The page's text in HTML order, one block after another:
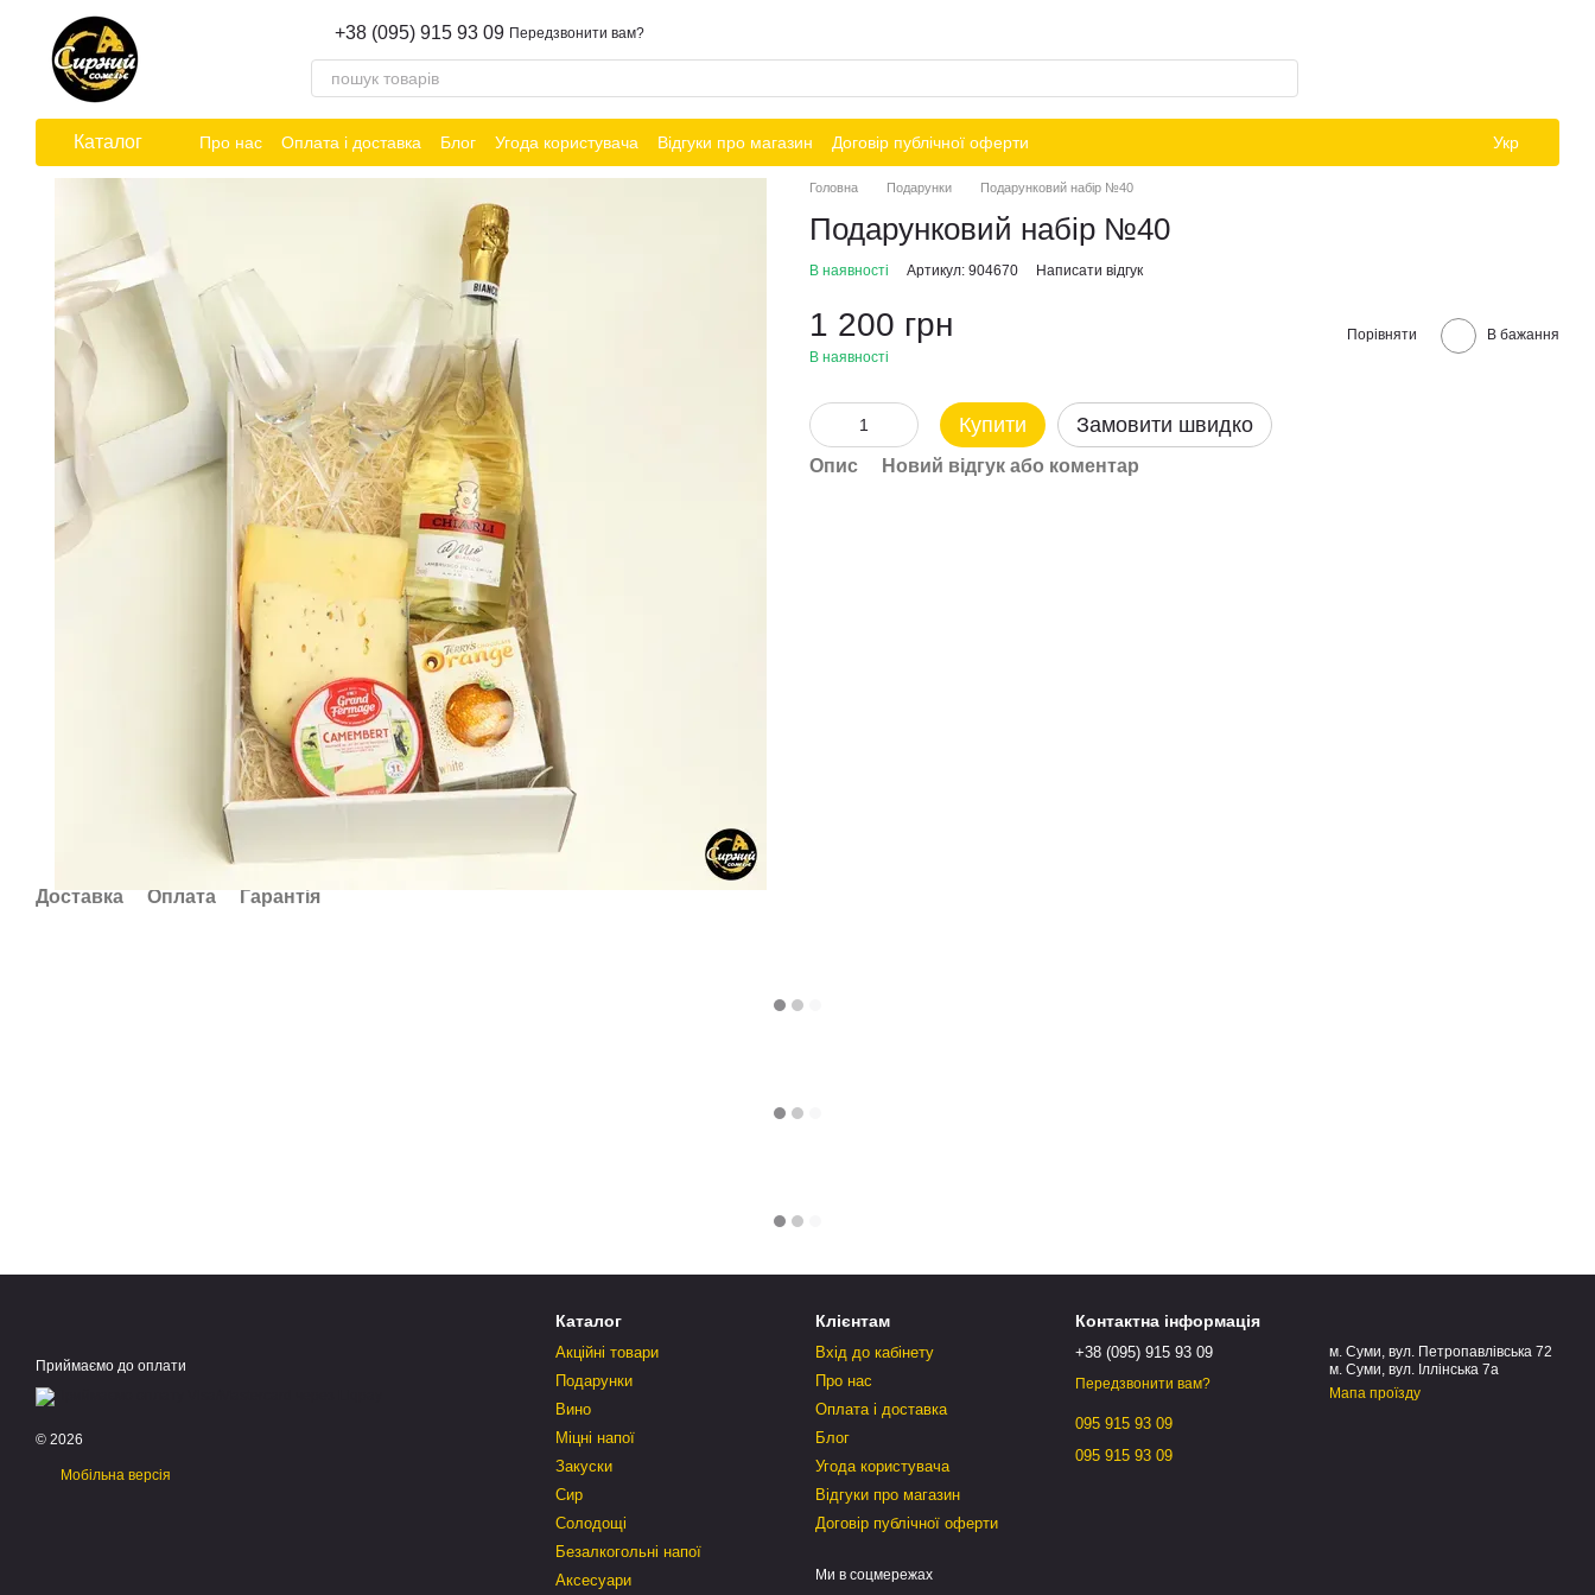
Перейти до основного контенту
+38 (095) 915 93 09 Передзвонити вам?
Каталог Про нас Оплата і доставка Блог Угода користувача Відгуки про магазин Договір публічної оферти Укр
Доставка Оплата Гарантія
Головна Подарунки Подарунковий набір №40
Подарунковий набір №40
В наявності Артикул: 904670 Написати відгук
1 200 грн
В наявності
Порівняти В бажання
Купити Замовити швидко
Опис Новий відгук або коментар
Приймаємо до оплати
© 2026
Мобільна версія
Каталог
Акційні товари
Подарунки
Вино
Міцні напої
Закуски
Сир
Солодощі
Безалкогольні напої
Аксесуари
Клієнтам
Вхід до кабінету
Про нас
Оплата і доставка
Блог
Угода користувача
Відгуки про магазин
Договір публічної оферти
Ми в соцмережах
Контактна інформація
+38 (095) 915 93 09
Передзвонити вам?
095 915 93 09
095 915 93 09
м. Суми, вул. Петропавлівська 72
м. Суми, вул. Іллінська 7а
Мапа проїзду